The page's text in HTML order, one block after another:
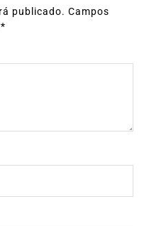
publicado. Campos
*